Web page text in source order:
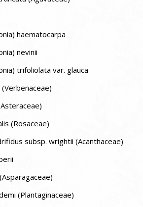
haematocarpa
nevinii
trifoliolata var. glauca
(Rosaceae)
subsp. wrightii (Acanthaceae)
(Plantaginaceae)